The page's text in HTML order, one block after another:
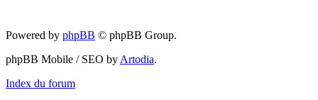
Powered by phpBB © phpBB Group.
phpBB Mobile / SEO by Artodia.
Index du forum